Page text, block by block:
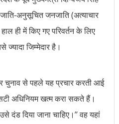
अनुसूचित जनजाति (अत्याचार
ही में किए गए परिवर्तन के लिए
ज्यादा जिम्मेदार है।
चुनाव से पहले यह प्रचार करती आई
अधिनियम खत्म करा सकते हैं।
दंड दिया जाना चाहिए।’’ वह यहां